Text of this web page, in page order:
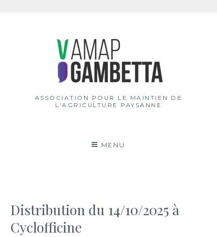
ASSOCIATION POUR LE MAINTIEN DE
L'AGRICULTURE PAYSANNE
MENU
Distribution du 14/10/2025 à
Cyclofficine